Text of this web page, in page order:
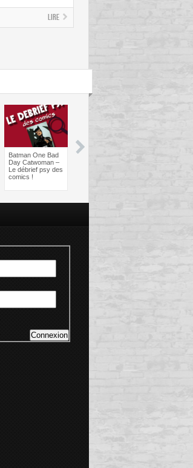
Lire
Batman One Bad
Day Catwoman –
Le débrief psy des
comics !
Connexion